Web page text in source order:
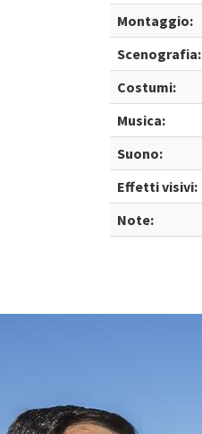
Montaggio:
Scenografia:
Costumi:
Musica:
Suono:
Effetti visivi:
Note: